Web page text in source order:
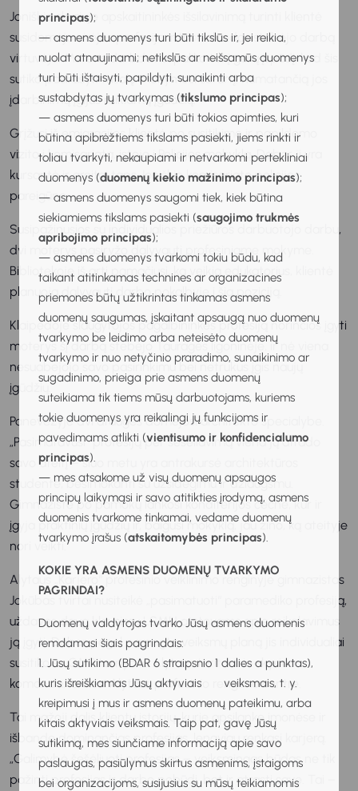
principas);
— asmens duomenys turi būti tikslūs ir, jei reikia,
nuolat atnaujinami; netikslūs ar neišsamūs duomenys
turi būti ištaisyti, papildyti, sunaikinti arba
sustabdytas jų tvarkymas (tikslumo principas);
— asmens duomenys turi būti tokios apimties, kuri
būtina apibrėžtiems tikslams pasiekti, jiems rinkti ir
toliau tvarkyti, nekaupiami ir netvarkomi pertekliniai
duomenys (duomenų kiekio mažinimo principas);
— asmens duomenys saugomi tiek, kiek būtina
siekiamiems tikslams pasiekti (saugojimo trukmės
apribojimo principas);
— asmens duomenys tvarkomi tokiu būdu, kad
taikant atitinkamas technines ar organizacines
priemones būtų užtikrintas tinkamas asmens
duomenų saugumas, įskaitant apsaugą nuo duomenų
tvarkymo be leidimo arba neteisėto duomenų
tvarkymo ir nuo netyčinio praradimo, sunaikinimo ar
sugadinimo, prieiga prie asmens duomenų
suteikiama tik tiems mūsų darbuotojams, kuriems
tokie duomenys yra reikalingi jų funkcijoms ir
pavedimams atlikti (vientisumo ir konfidencialumo
principas).
— mes atsakome už visų duomenų apsaugos
principų laikymąsi ir savo atitikties įrodymą, asmens
duomenis tvarkome tinkamai, vedame duomenų
tvarkymo įrašus (atskaitomybės principas).
KOKIE YRA ASMENS DUOMENŲ TVARKYMO
PAGRINDAI?
Duomenų valdytojas tvarko Jūsų asmens duomenis
remdamasi šiais pagrindais:
1. Jūsų sutikimo (BDAR 6 straipsnio 1 dalies a punktas),
kuris išreiškiamas Jūsų aktyviais veiksmais, t. y.
kreipimusi į mus ir asmens duomenų pateikimu, arba
kitais aktyviais veiksmais. Taip pat, gavę Jūsų
sutikimą, mes siunčiame informaciją apie savo
paslaugas, pasiūlymus skirtus asmenims, įstaigoms
bei organizacijoms, susijusius su mūsų teikiamomis
Joniškio skyriuje apskaitininkės išsilavinimą turinti klientė
susidomėjo virėjos profesija ir tris valandas stebėjo darbą
virtuvėje. Moteris darbdaviui paliko tokį gerą įspūdį, kad šis
sutiko pasirašyti trišalę mokymosi sutartį, numatančią jos
įdarbinimą įgijus reikiamų įgūdžių.
Grįžusi iš emigracijos klientė po susitikimo ir papildomo
vizito į komisariatą, įstojo į Policijos mokyklą. Dabar ji yra
kursantė ir greitai taps Joniškio komisariato policijos
pareigūne.
Susipažinusios su individualios priežiūros darbuotojo darbu,
dvi moterys pasiryžo dalyvauti profesiniame mokyme.
Bibliotekoje iš arti pamačiusi, ką veikia edukatorius, klientė
planuoja dalyvauti darbo pokalbyje į šią poziciją.
Klaipėdoje slaugytojos pagalbininkės profesiją norinčios įgyti
moterys šį darbą stebėjo Tauragės ligoninėje, ir nė viena
nesuabejojo savo pasirinkimu bei netrukus įgis naujų
įgūdžių.
Panevėžyje dvi draugės domėjosi architekto specialybe.
„Pasimatavusi“ profesiją per šešėliavimą viena jų atrado
savo ateitį – šiuo metu yra antrakursė architektūros
studentė, besimokanti su užsidegimu ir džiaugsmu.
Gimnazistė po pamokų lankosi konditerijos ceche, kur ir
įgyja praktinių įgūdžių ir, baigusi mokyklą, jau žino, ką ateityje
nori veikti.
Alytaus „Karjero“ profesinio veiklinimo renginyje gimnazistas
Jokūbas tvirtai nusiteikė „pasimatuoti“ paramediko profesiją,
uždavęs daug klausimų LSMU atstovams apie reikalavimus
ją įgyti. Dabar pagal parengtą veiksmų planą jis individualiai
susitiko su GMP tarnybos Alytaus teritorinio skyriaus
komanda, lankėsi Alytaus profesinio rengimo centre.
Tai mažoji dalis klientų istorijų, kurie apsilankę įmonėse ir
išbandę dominančias profesijas, lengviau renkasi karjerą.
„Galimybė šešėliuoti profesijas – veiksmingas būdas ne tik
pažinti profesijas ir darbo pobūdį, bet ir atrasti save. Tai –